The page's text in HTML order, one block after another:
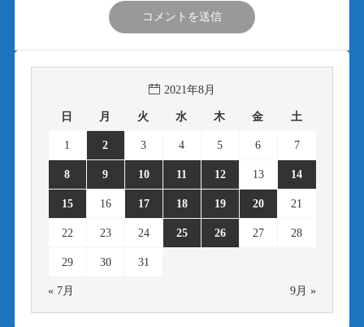
2021年8月
日 月 火 水 木 金 土
1 2 3 4 5 6 7
8 9 10 11 12 13 14
15 16 17 18 19 20 21
22 23 24 25 26 27 28
29 30 31
« 7月 9月 »